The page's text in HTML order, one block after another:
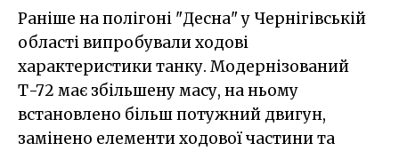
Раніше на полігоні "Десна" у Чернігівській
області випробували ходові
характеристики танку. Модернізований
Т-72 має збільшену масу, на ньому
встановлено більш потужний двигун,
замінено елементи ходової частини та